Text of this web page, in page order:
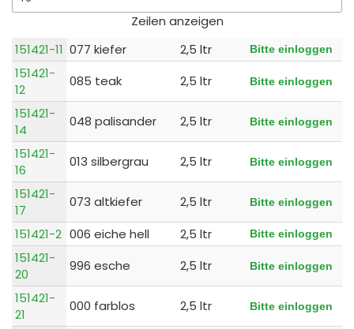
Zeilen anzeigen
151421-11 077 kiefer 2,5 ltr Bitte einloggen
151421-
12
085 teak 2,5 ltr Bitte einloggen
151421-
14
048 palisander 2,5 ltr Bitte einloggen
151421-
16
013 silbergrau 2,5 ltr Bitte einloggen
151421-
17
073 altkiefer 2,5 ltr Bitte einloggen
151421-2 006 eiche hell 2,5 ltr Bitte einloggen
151421-
20
996 esche 2,5 ltr Bitte einloggen
151421-
21
000 farblos 2,5 ltr Bitte einloggen